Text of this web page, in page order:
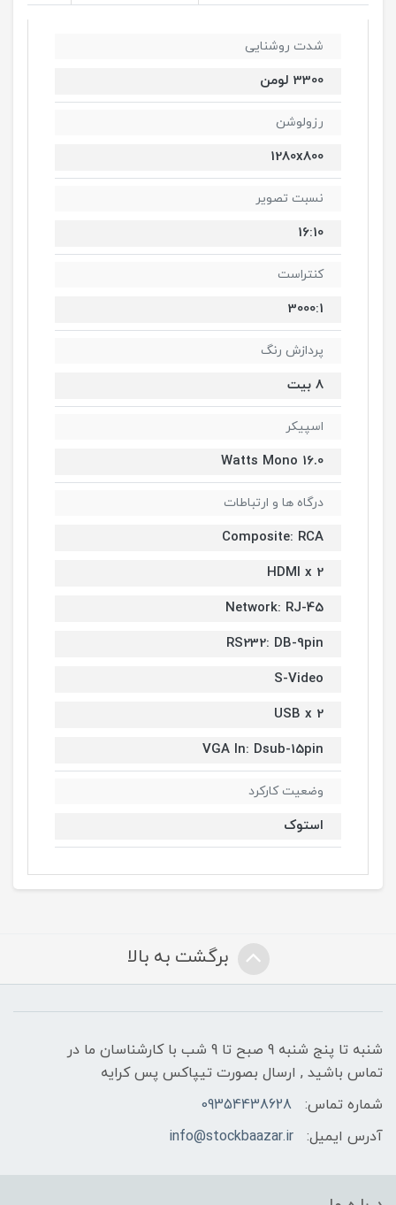
شدت روشنایی
3300 لومن
رزولوشن
1280x800
نسبت تصویر
16:10
کنتراست
3000:1
پردازش رنگ
8 بیت
اسپیکر
16.0 Watts Mono
درگاه ها و ارتباطات
Composite: RCA
HDMI x 2
Network: RJ-45
RS232: DB-9pin
S-Video
USB x 2
VGA In: Dsub-15pin
وضعیت کارکرد
استوک
برگشت به بالا
شنبه تا پنج شنبه 9 صبح تا 9 شب با کارشناسان ما در
تماس باشید , ارسال بصورت تیپاکس پس کرایه
شماره تماس:
09354438628
آدرس ایمیل:
info@stockbaazar.ir